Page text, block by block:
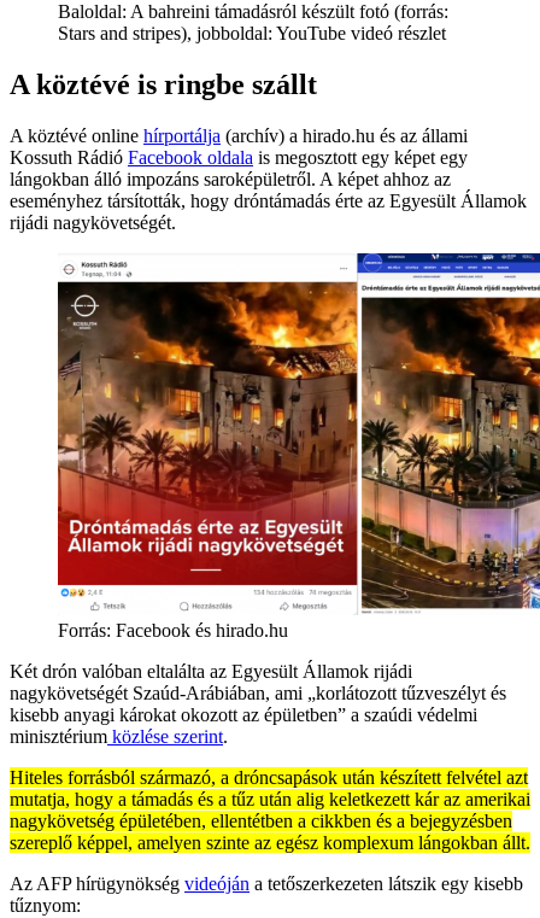
Baloldal: A bahreini támadásról készült fotó (forrás:
Stars and stripes), jobboldal: YouTube videó részlet
A köztévé is ringbe szállt
A köztévé online hírportálja (archív) a hirado.hu és az állami
Kossuth Rádió Facebook oldala is megosztott egy képet egy
lángokban álló impozáns saroképületről. A képet ahhoz az
eseményhez társították, hogy dróntámadás érte az Egyesült Államok
rijádi nagykövetségét.
Forrás: Facebook és hirado.hu
Két drón valóban eltalálta az Egyesült Államok rijádi
nagykövetségét Szaúd-Arábiában, ami „korlátozott tűzveszélyt és
kisebb anyagi károkat okozott az épületben” a szaúdi védelmi
minisztérium közlése szerint.
Hiteles forrásból származó, a dróncsapások után készített felvétel azt
mutatja, hogy a támadás és a tűz után alig keletkezett kár az amerikai
nagykövetség épületében, ellentétben a cikkben és a bejegyzésben
szereplő képpel, amelyen szinte az egész komplexum lángokban állt.
Az AFP hírügynökség videóján a tetőszerkezeten látszik egy kisebb
tűznyom: